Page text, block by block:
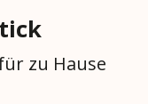
zu Hause